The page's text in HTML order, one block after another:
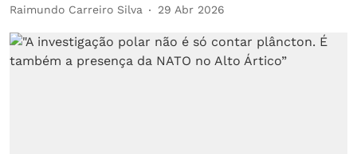
Raimundo Carreiro Silva 29 Abr 2026